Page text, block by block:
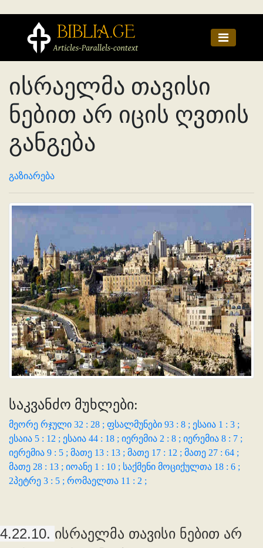
ისრაელმა თავისი
ნებით არ იცის ღვთის
განგება
გაზიარება
საკვანძო მუხლები:
მეორე რჯული 32 : 28 ; ფსალმუნები 93 : 8 ; ესაია 1 : 3 ;
ესაია 5 : 12 ; ესაია 44 : 18 ; იერემია 2 : 8 ; იერემია 8 : 7 ;
იერემია 9 : 5 ; მათე 13 : 13 ; მათე 17 : 12 ; მათე 27 : 64 ;
მათე 28 : 13 ; იოანე 1 : 10 ; საქმენი მოციქულთა 18 : 6 ;
2პეტრე 3 : 5 ; რომაელთა 11 : 2 ;
4.22.10. ისრაელმა თავისი ნებით არ